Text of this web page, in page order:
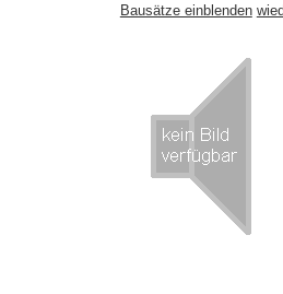
Bausätze einblenden